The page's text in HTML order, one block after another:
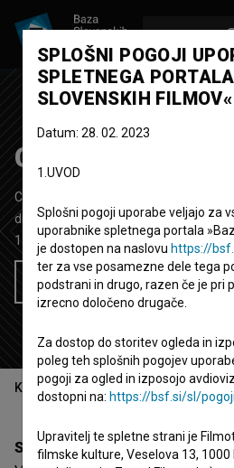
Christophoros
Celovečerni igrani film
drama, zgodovinski
1985
Jugoslavija (Slovenija)
Želim si ogledati ta film
Kazalo
Sinopsis
SPLOŠNI POGOJI
SPLETNEGA
SLOVENSKIH FILMOV«
Datum: 28. 02. 2023
1.UVOD
Splošni pogoji uporabe veljajo za
uporabnike spletnega portala
je dostopen na naslovu https://
ter za vse posamezne dele tega
podstrani in drugo, razen če je pri
izrecno določeno drugače.
Za dostop do storitev ogleda in
poleg teh splošnih pogojev
pogoji za ogled in izposojo
dostopni na: https://bsf.si/sl/
Upravitelj te spletne strani je
filmske kulture, Veselova 13, 1000